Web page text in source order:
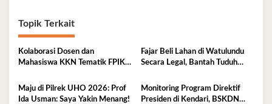
Topik Terkait
Kolaborasi Dosen dan
Mahasiswa KKN Tematik FPIK
Lingkungan Pesisir bagi Anak-
anak di Kelurahan Lapulu
Fajar Beli Lahan di Watulundu
Secara Legal, Bantah Tuduh
Maju di Pilrek UHO 2026: Prof
Ida Usman: Saya Yakin Menang!
Monitoring Program Direktif
Presiden di Kendari, BSKDN